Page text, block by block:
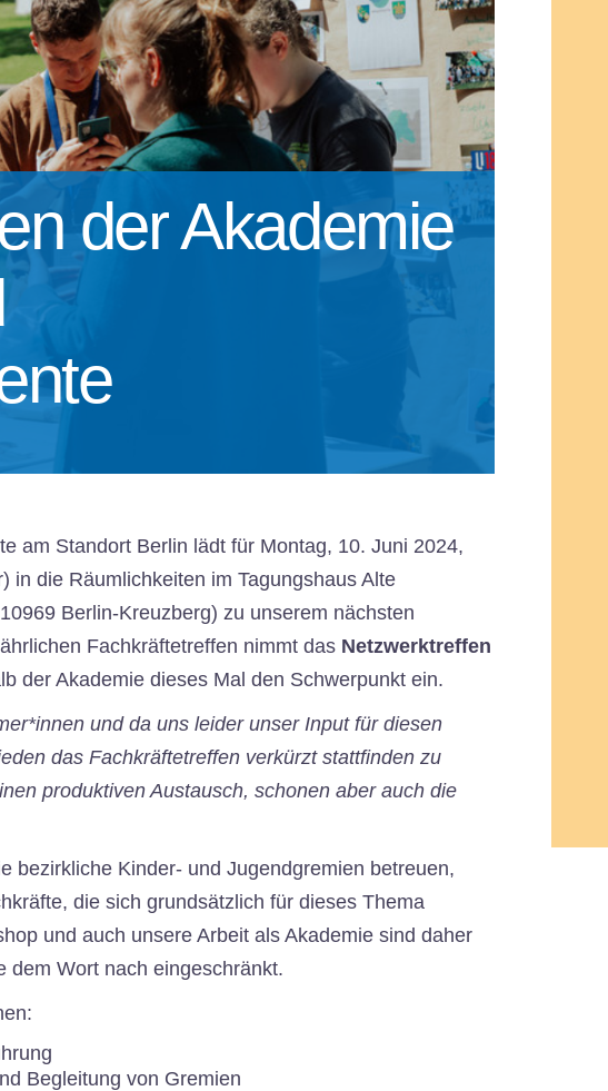
der Akademie
am Standort Berlin lädt für Montag, 10. Juni 2024,
in die Räumlichkeiten im Tagungshaus Alte
Berlin-Kreuzberg) zu unserem nächsten
Fachkräftetreffen nimmt das Netzwerktreffen
der Akademie dieses Mal den Schwerpunkt ein.
und da uns leider unser Input für diesen
das Fachkräftetreffen verkürzt stattfinden zu
produktiven Austausch, schonen aber auch die
bezirkliche Kinder- und Jugendgremien betreuen,
die sich grundsätzlich für dieses Thema
und auch unsere Arbeit als Akademie sind daher
dem Wort nach eingeschränkt.
Begleitung von Gremien